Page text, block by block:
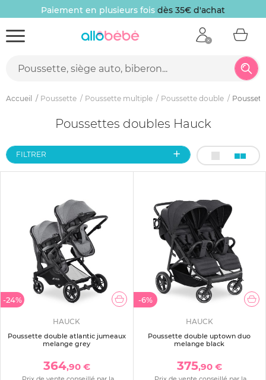
Paiement en plusieurs fois dès 35€ d'achat
Accueil Poussette Poussette multiple Poussette double
Poussettes doubles Hauck
FILTRER
-24%
HAUCK
Poussette double atlantic jumeaux
melange grey
364,90 €
-6%
HAUCK
Poussette double uptown duo
melange black
375,90 €